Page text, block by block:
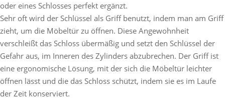
oder eines Schlosses perfekt ergänzt.
Sehr oft wird der Schlüssel als Griff benutzt, indem man am Griff
zieht, um die Möbeltür zu öffnen. Diese Angewohnheit
verschleißt das Schloss übermäßig und setzt den Schlüssel der
Gefahr aus, im Inneren des Zylinders abzubrechen. Der Griff ist
eine ergonomische Lösung, mit der sich die Möbeltür leichter
öffnen lässt und die das Schloss schützt, indem sie es im Laufe
der Zeit konserviert.